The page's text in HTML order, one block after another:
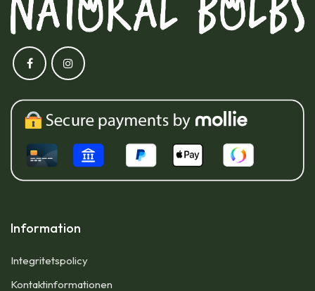
Information
Integritetspolicy
Kontaktinformationen